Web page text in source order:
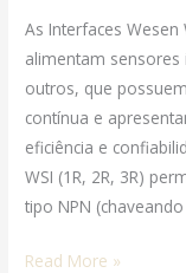
As Interfaces Wesen
alimentam
outros, que
contínua e
eficiência e
WSI (1R, 2R, 3R)
tipo NPN
Read More »